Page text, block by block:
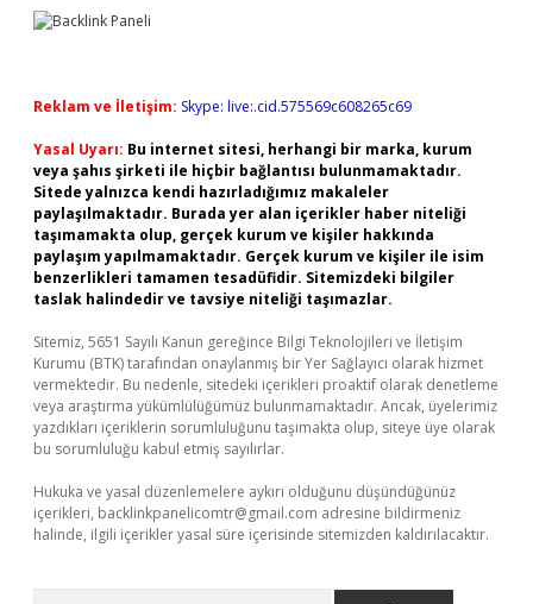
Reklam ve İletişim: Skype: live:.cid.575569c608265c69
Yasal Uyarı: Bu internet sitesi, herhangi bir marka, kurum
veya şahıs şirketi ile hiçbir bağlantısı bulunmamaktadır.
Sitede yalnızca kendi hazırladığımız makaleler
paylaşılmaktadır. Burada yer alan içerikler haber niteliği
taşımamakta olup, gerçek kurum ve kişiler hakkında
paylaşım yapılmamaktadır. Gerçek kurum ve kişiler ile isim
benzerlikleri tamamen tesadüfidir. Sitemizdeki bilgiler
taslak halindedir ve tavsiye niteliği taşımazlar.
Sitemiz, 5651 Sayılı Kanun gereğince Bilgi Teknolojileri ve İletişim
Kurumu (BTK) tarafından onaylanmış bir Yer Sağlayıcı olarak hizmet
vermektedir. Bu nedenle, sitedeki içerikleri proaktif olarak denetleme
veya araştırma yükümlülüğümüz bulunmamaktadır. Ancak, üyelerimiz
yazdıkları içeriklerin sorumluluğunu taşımakta olup, siteye üye olarak
bu sorumluluğu kabul etmiş sayılırlar.
Hukuka ve yasal düzenlemelere aykırı olduğunu düşündüğünüz
içerikleri, backlinkpanelicomtr@gmail.com adresine bildirmeniz
halinde, ilgili içerikler yasal süre içerisinde sitemizden kaldırılacaktır.